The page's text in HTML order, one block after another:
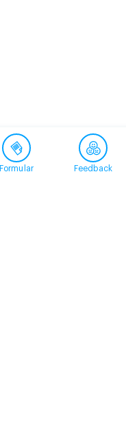
Formular Feedback